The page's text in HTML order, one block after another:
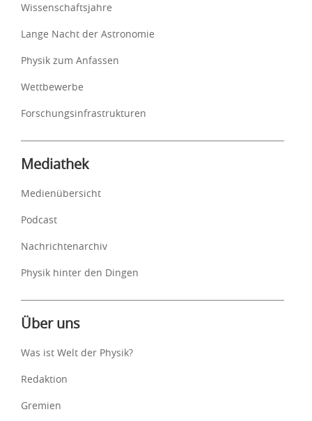
Wissenschaftsjahre
Lange Nacht der Astronomie
Physik zum Anfassen
Wettbewerbe
Forschungsinfrastrukturen
Mediathek
Medienübersicht
Podcast
Nachrichtenarchiv
Physik hinter den Dingen
Über uns
Was ist Welt der Physik?
Redaktion
Gremien